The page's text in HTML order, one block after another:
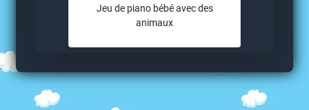
Jeu de piano bébé avec des
animaux